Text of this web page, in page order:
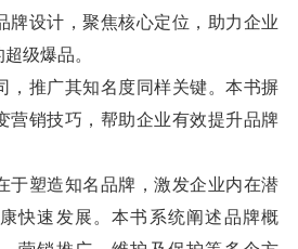
牌设计，聚焦核心定位，助力企业
级爆品。
，推广其知名度同样关键。本书摒
营销技巧，帮助企业有效提升品牌
于塑造知名品牌，激发企业内在潜
快速发展。本书系统阐述品牌概